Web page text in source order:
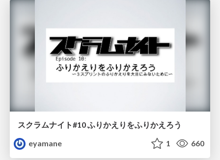
スクラムナイト#10 ふりかえりをふりかえろう
eyamane
1 660